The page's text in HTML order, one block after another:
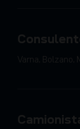
Varna, Bolzano,